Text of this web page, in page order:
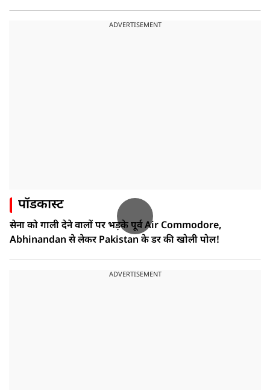
ADVERTISEMENT
पॉडकास्ट
सेना को गाली देने वालों पर भड़के पूर्व Air Commodore,
Abhinandan से लेकर Pakistan के डर की खोली पोल!
ADVERTISEMENT